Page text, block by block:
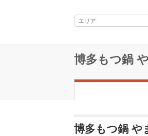
博多もつ鍋
博多もつ鍋 や